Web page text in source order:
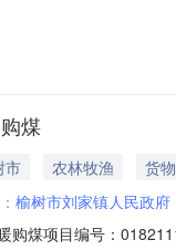
年05月否否本
煤
市 农林牧渔
货物
榆树市刘家镇人民政府
购煤项目编号：